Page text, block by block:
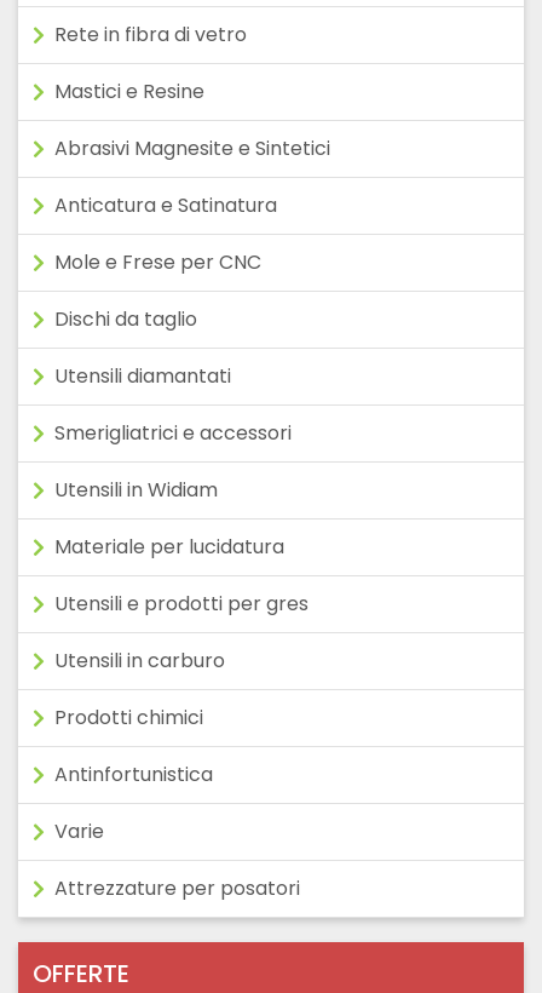
Rete in fibra di vetro
Mastici e Resine
Abrasivi Magnesite e Sintetici
Anticatura e Satinatura
Mole e Frese per CNC
Dischi da taglio
Utensili diamantati
Smerigliatrici e accessori
Utensili in Widiam
Materiale per lucidatura
Utensili e prodotti per gres
Utensili in carburo
Prodotti chimici
Antinfortunistica
Varie
Attrezzature per posatori
OFFERTE